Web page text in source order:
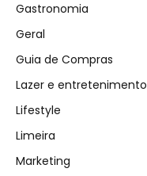
Gastronomia
Geral
Guia de Compras
Lazer e entretenimento
Lifestyle
Limeira
Marketing